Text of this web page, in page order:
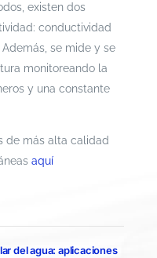
existen dos
conductividad
se mide y se
monitoreando la
y una constante
de más alta calidad
aquí
del agua: aplicaciones